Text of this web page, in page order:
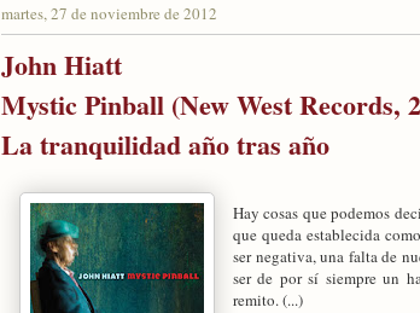
martes, 27 de noviembre de 2012
John Hiatt
Mystic Pinball (New West Records,
La tranquilidad año tras año
Hay cosas que podemos
que queda establecida
ser negativa, una falta de
ser de por sí siempre un
remito. (...)